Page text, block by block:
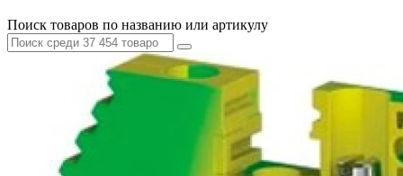
Поиск товаров по названию или артикулу